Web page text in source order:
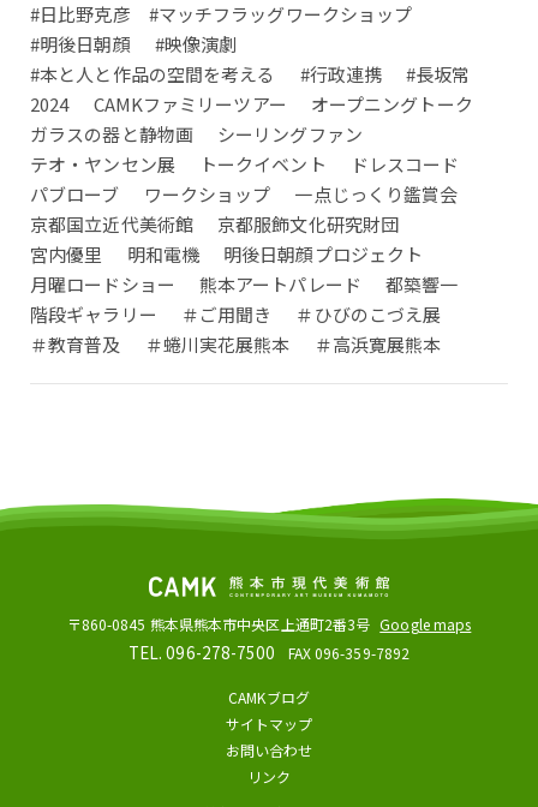
#日比野克彦 #マッチフラッグワークショップ
#明後日朝顔
#映像演劇
#本と人と作品の空間を考える
#行政連携
#長坂常
2024
CAMKファミリーツアー
オープニングトーク
ガラスの器と静物画
シーリングファン
テオ・ヤンセン展
トークイベント
ドレスコード
パブローブ
ワークショップ
一点じっくり鑑賞会
京都国立近代美術館
京都服飾文化研究財団
宮内優里
明和電機
明後日朝顔プロジェクト
月曜ロードショー
熊本アートパレード
都築響一
階段ギャラリー
＃ご用聞き
＃ひびのこづえ展
＃教育普及
＃蜷川実花展熊本 ＃高浜寛展熊本
〒860-0845 熊本県熊本市中央区上通町2番3号 Google maps
TEL. 096-278-7500 FAX 096-359-7892
CAMKブログ
サイトマップ
お問い合わせ
リンク